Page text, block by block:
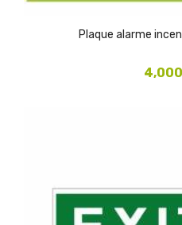
Plaque alarme